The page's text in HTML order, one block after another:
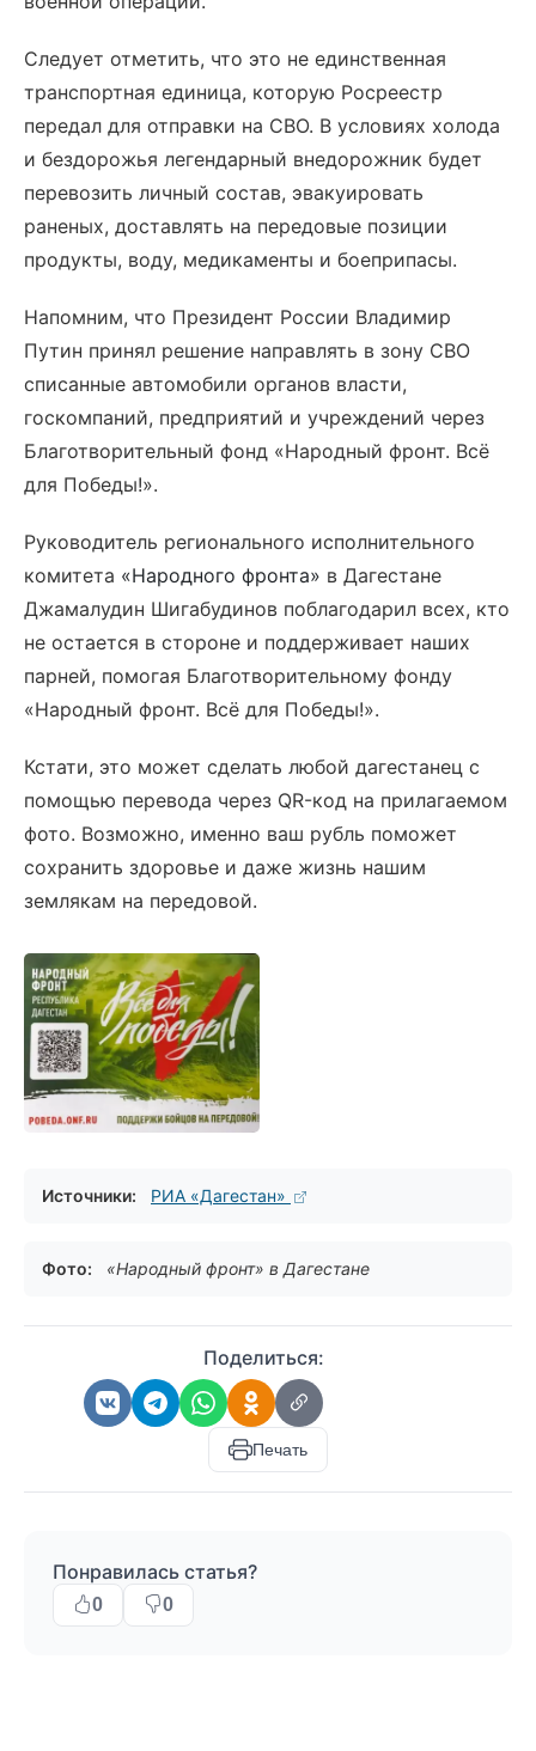
Следует отметить, что это не единственная
транспортная единица, которую Росреестр
передал для отправки на СВО. В условиях холода
и бездорожья легендарный внедорожник будет
перевозить личный состав, эвакуировать
раненых, доставлять на передовые позиции
продукты, воду, медикаменты и боеприпасы.
Напомним, что Президент России Владимир
Путин принял решение направлять в зону СВО
списанные автомобили органов власти,
госкомпаний, предприятий и учреждений через
Благотворительный фонд «Народный фронт. Всё
для Победы!».
Руководитель регионального исполнительного
комитета «Народного фронта» в Дагестане
Джамалудин Шигабудинов поблагодарил всех, кто
не остается в стороне и поддерживает наших
парней, помогая Благотворительному фонду
«Народный фронт. Всё для Победы!».
Кстати, это может сделать любой дагестанец с
помощью перевода через QR-код на прилагаемом
фото. Возможно, именно ваш рубль поможет
сохранить здоровье и даже жизнь нашим
землякам на передовой.
Источники: РИА «Дагестан»
Фото: «Народный фронт» в Дагестане
Поделиться:
Печать
Понравилась статья?
0 0